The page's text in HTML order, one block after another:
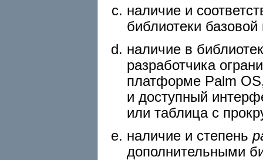
наличие и
библиотеки
наличие в
разработчика
платформе Palm
и доступный
или таблица с
наличие и степень
дополнительными